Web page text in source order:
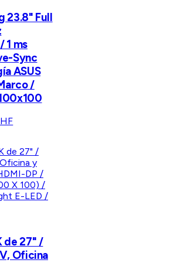
23.8" Full
1 ms
Sync
ASUS
/
de 27" /
Oficina